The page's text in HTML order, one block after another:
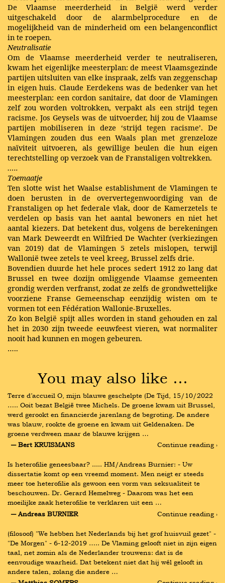
De Vlaamse meerderheid in België werd verder
uitgeschakeld door de alarmbelprocedure en de
mogelijkheid van de minderheid om een belangenconflict
in te roepen.
Neutralisatie
Om de Vlaamse meerderheid verder te neutraliseren,
kwam het eigenlijke meesterplan: de meest Vlaamsgezinde
partijen uitsluiten van elke inspraak, zelfs van zeggenschap
in eigen huis. Claude Eerdekens was de bedenker van het
meesterplan: een cordon sanitaire, dat door de Vlamingen
zelf zou worden voltrokken, verpakt als een strijd tegen
racisme. Jos Geysels was de uitvoerder, hij zou de Vlaamse
partijen mobiliseren in deze ‘strijd tegen racisme’. De
Vlamingen zouden dus een Waals plan met grenzeloze
naïviteit uitvoeren, als gewillige beulen die hun eigen
terechtstelling op verzoek van de Franstaligen voltrekken.
…..
Toemaatje
Ten slotte wist het Waalse establishment de Vlamingen te
doen berusten in de oververtegenwoordiging van de
Franstaligen op het federale vlak, door de Kamerzetels te
verdelen op basis van het aantal bewoners en niet het
aantal kiezers. Dat betekent dus, volgens de berekeningen
van Mark Deweerdt en Wilfried De Wachter (verkiezingen
van 2019) dat de Vlamingen 5 zetels mislopen, terwijl
Wallonië twee zetels te veel kreeg, Brussel zelfs drie.
Bovendien duurde het hele proces sedert 1912 zo lang dat
Brussel en twee dozijn omliggende Vlaamse gemeenten
grondig werden verfranst, zodat ze zelfs de grondwettelijke
voorziene Franse Gemeenschap eenzijdig wisten om te
vormen tot een Fédération Wallonie-Bruxelles.
Zo kon België spijt alles worden in stand gehouden en zal
het in 2030 zijn tweede eeuwfeest vieren, wat normaliter
nooit had kunnen en mogen gebeuren.
…..
You may also like …
Terre d’accueil O, mijn blauwe geschelpte (De Tijd, 15/10/2022
….. Ooit bezat België twee Michels. De groene kwam uit Brussel,
werd gerookt en financierde jarenlang de begroting. De andere
was blauw, rookte de groene en kwam uit Geldenaken. De
groene verdween maar de blauwe krijgen …
― Bert KRUISMANS
Continue reading ›
Is heterofilie geneesbaar? ..... HM/Andreas Burnier: - Uw
dissertatie komt op een vreemd moment. Men neigt er steeds
meer toe heterofilie als gewoon een vorm van seksualiteit te
beschouwen. Dr. Gerard Hemelweg - Daarom was het een
moeilijke zaak heterofilie te verklaren uit een …
― Andreas BURNIER
Continue reading ›
(filosoof) "We hebben het Nederlands bij het grof huisvuil gezet" -
"De Morgen" - 6-12-2019 ….. De Vlaming gelooft niet in zijn eigen
taal, net zomin als de Nederlander trouwens: dat is de
eenvoudige waarheid. Dat betekent niet dat hij wél gelooft in
andere talen, zolang die andere …